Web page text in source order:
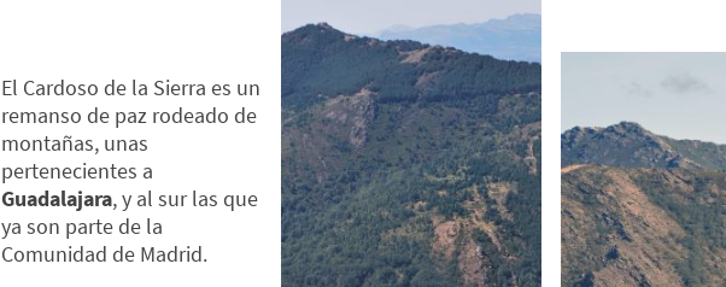
El Cardoso de la Sierra es un
remanso de paz rodeado de
montañas, unas
pertenecientes a
Guadalajara, y al sur las que
ya son parte de la
Comunidad de Madrid.